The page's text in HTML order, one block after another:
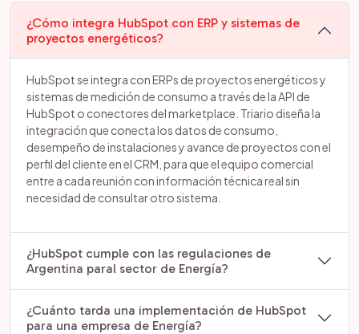
¿Cómo integra HubSpot con ERP y sistemas de
proyectos energéticos?
HubSpot se integra con ERPs de proyectos energéticos y
sistemas de medición de consumo a través de la API de
HubSpot o conectores del marketplace. Triario diseña la
integración que conecta los datos de consumo,
desempeño de instalaciones y avance de proyectos con el
perfil del cliente en el CRM, para que el equipo comercial
entre a cada reunión con información técnica real sin
necesidad de consultar otro sistema.
¿HubSpot cumple con las regulaciones de
Argentina paral sector de Energía?
¿Cuánto tarda una implementación de HubSpot
para una empresa de Energía?